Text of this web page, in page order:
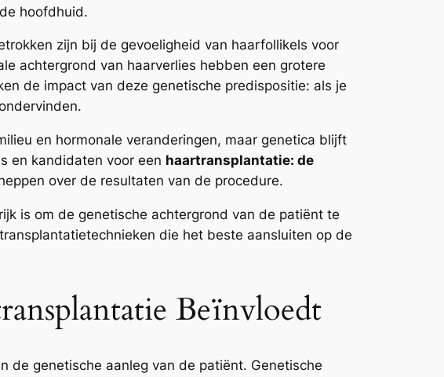
hoofdhuid.
zijn bij de gevoeligheid van haarfollikels voor
achtergrond van haarverlies hebben een grotere
de impact van deze genetische predispositie: als je
en hormonale veranderingen, maar genetica blijft
en kandidaten voor een haartransplantatie: de
over de resultaten van de procedure.
is om de genetische achtergrond van de patiënt te
die het beste aansluiten op de
Beïnvloedt
de genetische aanleg van de patiënt. Genetische